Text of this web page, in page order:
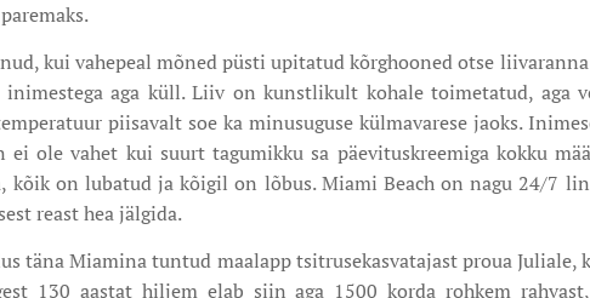
kui vahepeal mõned püsti upitatud kõrghooned otse
aga küll. Liiv on kunstlikult kohale toimetatud, aga
piisavalt soe ka minusuguse külmavarese jaoks.
ei ole vahet kui suurt tagumikku sa päevituskreemiga kokku
kõik on lubatud ja kõigil on lõbus. Miami Beach on nagu 24/7
reast hea jälgida.
täna Miamina tuntud maalapp tsitrusekasvatajast proua Juliale,
130 aastat hiljem elab siin aga 1500 korda rohkem